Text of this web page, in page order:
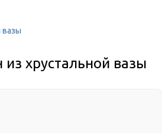
вазы
хрустальной вазы